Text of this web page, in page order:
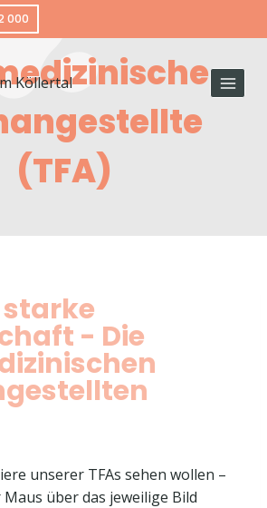
000
(TFA)
starke
- Die
unserer TFAs sehen wollen –
über das jeweilige Bild